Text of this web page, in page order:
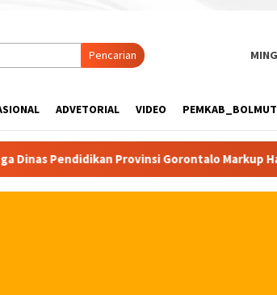
Pencarian
ADVETORIAL VIDEO PEMKAB_BOLMUT
Markup Harga Pengadaan Alat Studio